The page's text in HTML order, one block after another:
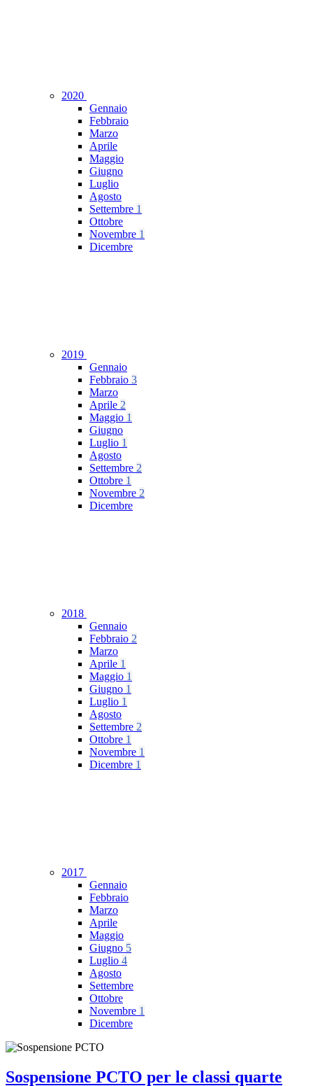
2020
Gennaio
Febbraio
Marzo
Aprile
Maggio
Giugno
Luglio
Agosto
Settembre 1
Ottobre
Novembre 1
Dicembre
2019
Gennaio
Febbraio 3
Marzo
Aprile 2
Maggio 1
Giugno
Luglio 1
Agosto
Settembre 2
Ottobre 1
Novembre 2
Dicembre
2018
Gennaio
Febbraio 2
Marzo
Aprile 1
Maggio 1
Giugno 1
Luglio 1
Agosto
Settembre 2
Ottobre 1
Novembre 1
Dicembre 1
2017
Gennaio
Febbraio
Marzo
Aprile
Maggio
Giugno 5
Luglio 4
Agosto
Settembre
Ottobre
Novembre 1
Dicembre
Sospensione PCTO per le classi quarte